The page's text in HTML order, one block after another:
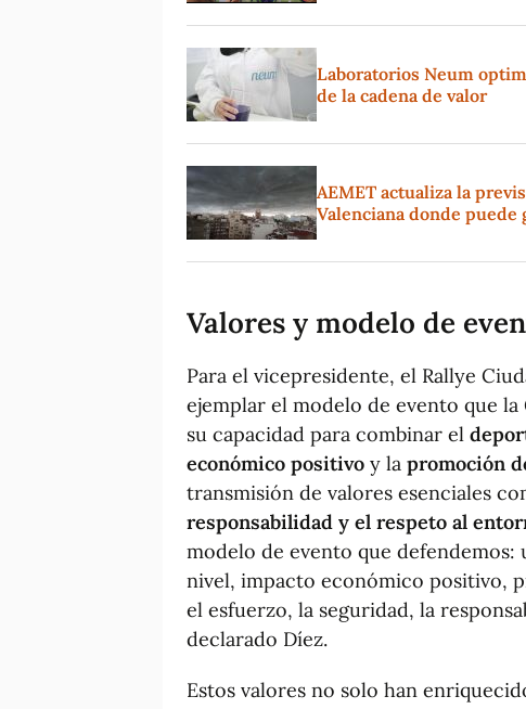
Laboratorios Neum
de la cadena de valor
AEMET actualiza la
Valenciana donde puede
Valores y modelo de
Para el vicepresidente, el Rallye
ejemplar el modelo de evento que
su capacidad para combinar el
económico positivo y la promoción
transmisión de valores esenciales
responsabilidad y el respeto al
modelo de evento que
nivel, impacto económico positivo,
el esfuerzo, la seguridad, la
declarado Díez.
Estos valores no solo han